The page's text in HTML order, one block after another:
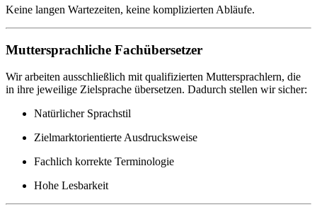
Keine langen Wartezeiten, keine komplizierten Abläufe.
Muttersprachliche Fachübersetzer
Wir arbeiten ausschließlich mit qualifizierten Muttersprachlern, die
in ihre jeweilige Zielsprache übersetzen. Dadurch stellen wir sicher:
Natürlicher Sprachstil
Zielmarktorientierte Ausdrucksweise
Fachlich korrekte Terminologie
Hohe Lesbarkeit